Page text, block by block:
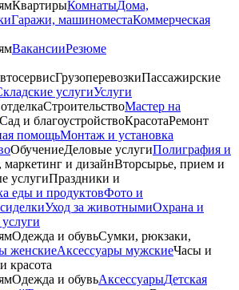
КвартирыКомнатыДома,
Гаражи, машиноместаКоммерческая
ВакансииРезюме
ГрузоперевозкиПассажирские
услугиУслуги
СтроительствоМастер на
Сад и благоустройствоКрасотаРемонт
помощьМонтаж и установка
ОбучениеДеловые услугиПолиграфия и
маркетинг и дизайнВторсырье, прием и
услугиПраздники и
еды и продуктовФото и
Уход за животнымиОхрана и
Одежда и обувьСумки, рюкзаки,
женскиеАксессуары мужскиеЧасы и
красота
Одежда и обувьАксессуарыДетская